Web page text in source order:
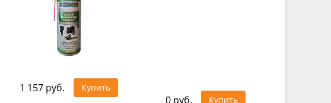
1 157 руб.
Купить
0 руб. Купить